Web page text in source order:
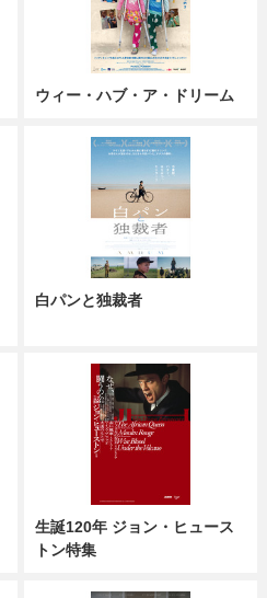
ウィー・ハブ・ア・ドリーム
白パンと独裁者
生誕120年 ジョン・ヒュース
トン特集